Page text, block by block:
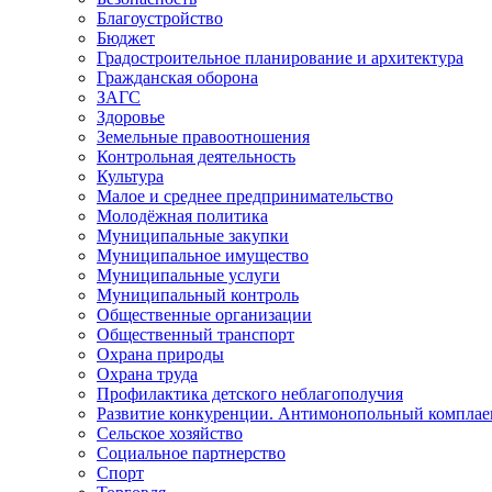
Благоустройство
Бюджет
Градостроительное планирование и архитектура
Гражданская оборона
ЗАГС
Здоровье
Земельные правоотношения
Контрольная деятельность
Культура
Малое и среднее предпринимательство
Молодёжная политика
Муниципальные закупки
Муниципальное имущество
Муниципальные услуги
Муниципальный контроль
Общественные организации
Общественный транспорт
Охрана природы
Охрана труда
Профилактика детского неблагополучия
Развитие конкуренции. Антимонопольный
Сельское хозяйство
Социальное партнерство
Спорт